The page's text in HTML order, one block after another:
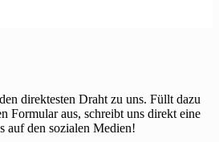
direktesten Draht zu uns. Füllt dazu
Formular aus, schreibt uns direkt eine
auf den sozialen Medien!